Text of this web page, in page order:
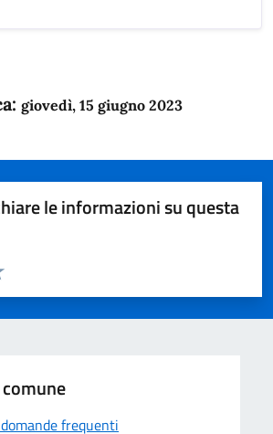
giovedì, 15 giugno 2023
le informazioni su questa
pagina
5 stelle su 5
stelle su 5
su 5
su 5
frequenti